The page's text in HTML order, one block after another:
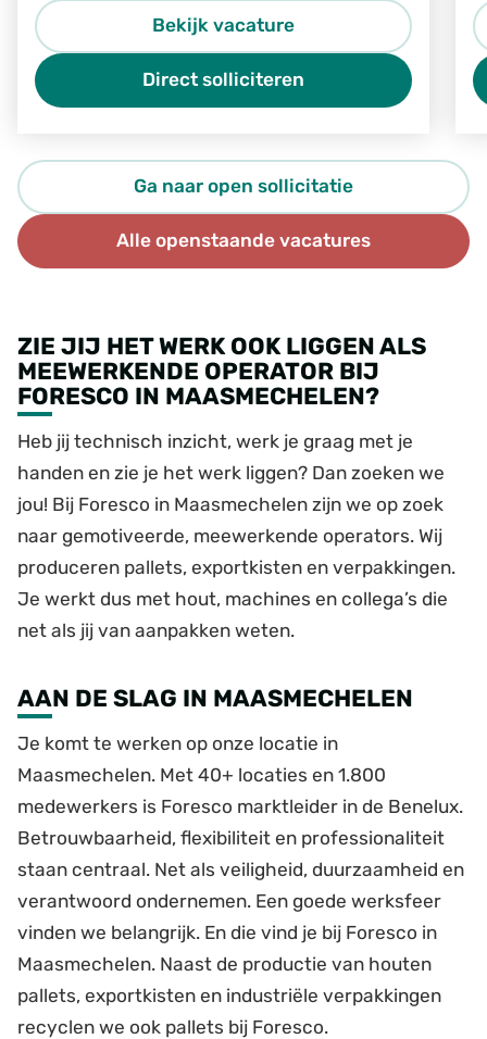
Operator in Genk zeker iets voor jou.
Bekijk vacature
Direct solliciteren
Ga naar open sollicitatie
Alle openstaande vacatures
ZIE JIJ HET WERK OOK LIGGEN ALS
MEEWERKENDE OPERATOR BIJ
FORESCO IN MAASMECHELEN?
Heb jij technisch inzicht, werk je graag met je
handen en zie je het werk liggen? Dan zoeken we
jou! Bij Foresco in Maasmechelen zijn we op zoek
naar gemotiveerde, meewerkende operators. Wij
produceren pallets, exportkisten en verpakkingen.
Je werkt dus met hout, machines en collega’s die
net als jij van aanpakken weten.
AAN DE SLAG IN MAASMECHELEN
Je komt te werken op onze locatie in
Maasmechelen. Met 40+ locaties en 1.800
medewerkers is Foresco marktleider in de Benelux.
Betrouwbaarheid, flexibiliteit en professionaliteit
staan centraal. Net als veiligheid, duurzaamheid en
verantwoord ondernemen. Een goede werksfeer
vinden we belangrijk. En die vind je bij Foresco in
Maasmechelen. Naast de productie van houten
pallets, exportkisten en industriële verpakkingen
recyclen we ook pallets bij Foresco.